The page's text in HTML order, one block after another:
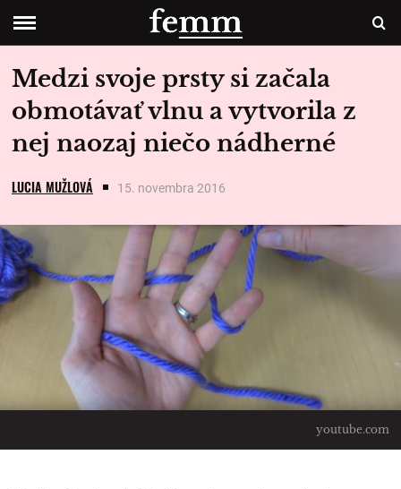
Medzi svoje prsty si začala
obmotávať vlnu a vytvorila z
nej naozaj niečo nádherné
LUCIA MUŽLOVÁ 15. novembra 2016
youtube.com